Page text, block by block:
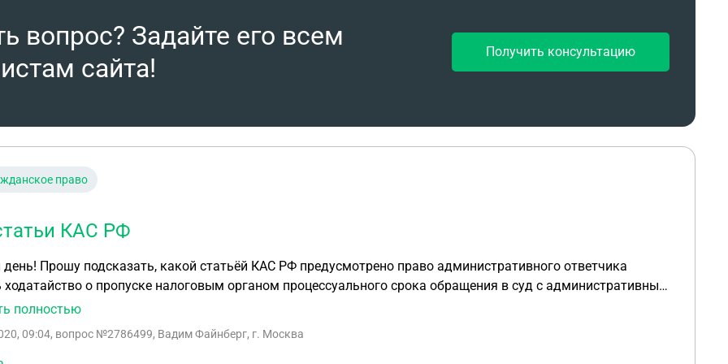
вопрос? Задайте его всем
сайта!
Получить консультацию
право
КАС РФ
право административного ответчика
ходатайство о пропуске налоговым органом процессуального срока обращения в суд с административным
статьёй КАС РФ предусмотрено право суда отказать в удовлетворении
неуважительной? С уважением, Вадим
полностью
09:04, вопрос №2786499, Вадим Файнберг, г. Москва